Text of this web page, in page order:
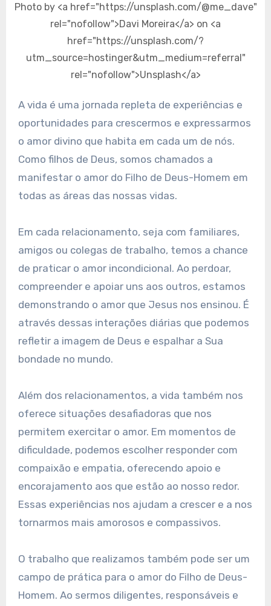
Photo by <a href="https://unsplash.com/@me_dave"
rel="nofollow">Davi Moreira</a> on <a
href="https://unsplash.com/?
utm_source=hostinger&utm_medium=referral"
rel="nofollow">Unsplash</a>
A vida é uma jornada repleta de experiências e
oportunidades para crescermos e expressarmos
o amor divino que habita em cada um de nós.
Como filhos de Deus, somos chamados a
manifestar o amor do Filho de Deus-Homem em
todas as áreas das nossas vidas.
Em cada relacionamento, seja com familiares,
amigos ou colegas de trabalho, temos a chance
de praticar o amor incondicional. Ao perdoar,
compreender e apoiar uns aos outros, estamos
demonstrando o amor que Jesus nos ensinou. É
através dessas interações diárias que podemos
refletir a imagem de Deus e espalhar a Sua
bondade no mundo.
Além dos relacionamentos, a vida também nos
oferece situações desafiadoras que nos
permitem exercitar o amor. Em momentos de
dificuldade, podemos escolher responder com
compaixão e empatia, oferecendo apoio e
encorajamento aos que estão ao nosso redor.
Essas experiências nos ajudam a crescer e a nos
tornarmos mais amorosos e compassivos.
O trabalho que realizamos também pode ser um
campo de prática para o amor do Filho de Deus-
Homem. Ao sermos diligentes, responsáveis e